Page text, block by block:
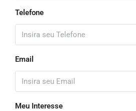
Telefone
Email
Meu Interesse